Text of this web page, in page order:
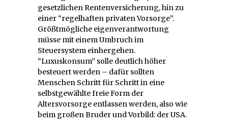
gesetzlichen Rentenversicherung, hin zu
einer “regelhaften privaten Vorsorge”.
Größtmögliche eigenverantwortung
müsse mit einem Umbruch im
Steuersystem einhergehen.
“Luxuskonsum” solle deutlich höher
besteuert werden – dafür sollten
Menschen Schritt für Schritt in eine
selbstgewählte freie Form der
Altersvorsorge entlassen werden, also wie
beim großen Bruder und Vorbild: der USA.